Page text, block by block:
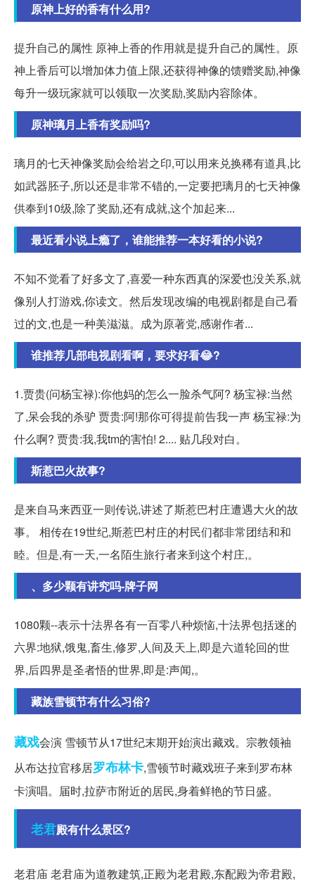
原神上好的香有什么用?
提升自己的属性 原神上香的作用就是提升自己的属性。原
神上香后可以增加体力值上限,还获得神像的馈赠奖励,神像
每升一级玩家就可以领取一次奖励,奖励内容除体。
原神璃月上香有奖励吗?
璃月的七天神像奖励会给岩之印,可以用来兑换稀有道具,比
如武器胚子,所以还是非常不错的,一定要把璃月的七天神像
供奉到10级,除了奖励,还有成就,这个加起来...
最近看小说上瘾了，谁能推荐一本好看的小说?
不知不觉看了好多文了,喜爱一种东西真的深爱也没关系,就
像别人打游戏,你读文。然后发现改编的电视剧都是自己看
过的文,也是一种美滋滋。成为原著党,感谢作者...
谁推荐几部电视剧看啊，要求好看😂?
1.贾贵(问杨宝禄):你他妈的怎么一脸杀气阿? 杨宝禄:当然
了,呆会我的杀驴 贾贵:阿!那你可得提前告我一声 杨宝禄:为
什么啊? 贾贵:我,我tm的害怕! 2.... 贴几段对白。
斯惹巴火故事?
是来自马来西亚一则传说,讲述了斯惹巴村庄遭遇大火的故
事。 相传在19世纪,斯惹巴村庄的村民们都非常团结和和
睦。但是,有一天,一名陌生旅行者来到这个村庄,。
、多少颗有讲究吗-牌子网
1080颗--表示十法界各有一百零八种烦恼,十法界包括迷的
六界:地狱,饿鬼,畜生,修罗,人间及天上,即是六道轮回的世
界,后四界是圣者悟的世界,即是:声闻,。
藏族雪顿节有什么习俗?
藏戏会演 雪顿节从17世纪末期开始演出藏戏。宗教领袖
从布达拉官移居罗布林卡,雪顿节时藏戏班子来到罗布林
卡演唱。届时,拉萨市附近的居民,身着鲜艳的节日盛。
老君殿有什么景区?
老君庙 老君庙为道教建筑,正殿为老君殿,东配殿为帝君殿,